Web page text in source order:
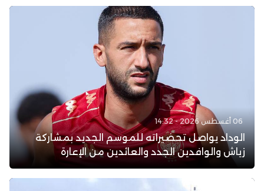
06 أغسطس 2026 - 14:32
الوداد يواصل تحضيراته للموسم الجديد بمشاركة
زياش والوافدين الجدد والعائدين من الإعارة